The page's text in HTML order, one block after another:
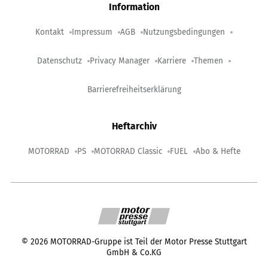
Information
Kontakt Impressum AGB Nutzungsbedingungen
Datenschutz Privacy Manager Karriere Themen
Barrierefreiheitserklärung
Heftarchiv
MOTORRAD PS MOTORRAD Classic FUEL Abo & Hefte
© 2026 MOTORRAD-Gruppe ist Teil der Motor Presse Stuttgart
GmbH & Co.KG